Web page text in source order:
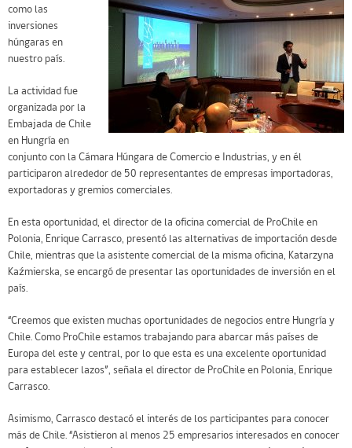
como las
inversiones
húngaras en
nuestro país.
La actividad fue
organizada por la
Embajada de Chile
en Hungría en
conjunto con la Cámara Húngara de Comercio e Industrias, y en él
participaron alrededor de 50 representantes de empresas importadoras,
exportadoras y gremios comerciales.
En esta oportunidad, el director de la oficina comercial de ProChile en
Polonia, Enrique Carrasco, presentó las alternativas de importación desde
Chile, mientras que la asistente comercial de la misma oficina, Katarzyna
Kaźmierska, se encargó de presentar las oportunidades de inversión en el
país.
“Creemos que existen muchas oportunidades de negocios entre Hungría y
Chile. Como ProChile estamos trabajando para abarcar más países de
Europa del este y central, por lo que esta es una excelente oportunidad
para establecer lazos”, señala el director de ProChile en Polonia, Enrique
Carrasco.
Asimismo, Carrasco destacó el interés de los participantes para conocer
más de Chile. “Asistieron al menos 25 empresarios interesados en conocer